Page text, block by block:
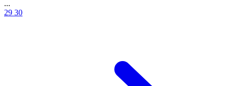
...
29 30